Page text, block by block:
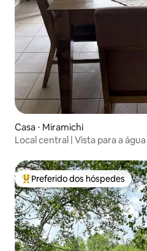
Casa ⋅ Miramichi
Local central | Vista para a
Entre os melhores preferidos
Preferido dos hóspedes